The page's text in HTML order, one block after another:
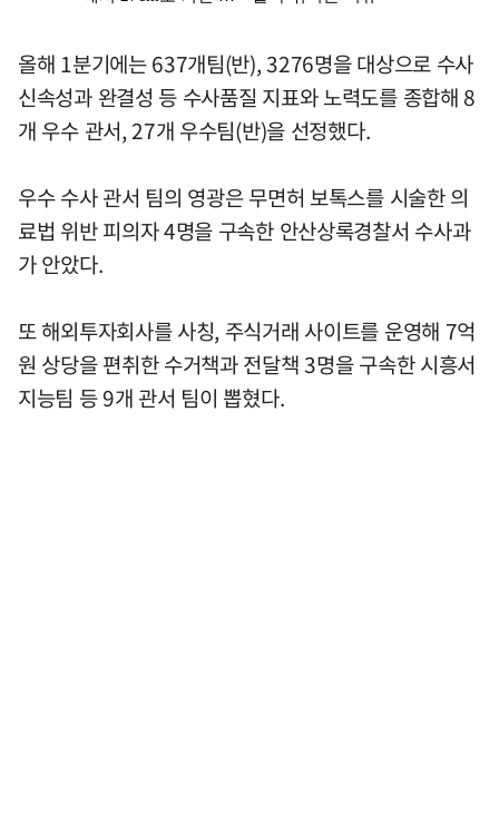
올해 1분기에는 637개팀(반), 3276명을 대상으로 수사
신속성과 완결성 등 수사품질 지표와 노력도를 종합해 8
개 우수 관서, 27개 우수팀(반)을 선정했다.
우수 수사 관서 팀의 영광은 무면허 보톡스를 시술한 의
료법 위반 피의자 4명을 구속한 안산상록경찰서 수사과
가 안았다.
또 해외투자회사를 사칭, 주식거래 사이트를 운영해 7억
원 상당을 편취한 수거책과 전달책 3명을 구속한 시흥서
지능팀 등 9개 관서 팀이 뽑혔다.